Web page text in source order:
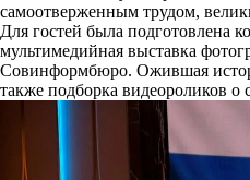
самоотверженным трудом,
Для гостей была подготовлена
мультимедийная выставка
Совинформбюро. Ожившая
также подборка видеороликов о